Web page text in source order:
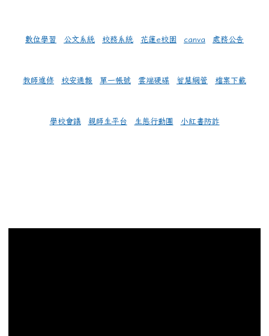
數位學習 公文系統 校務系統 花蓮e校園 canva 處務公告
教師進修 校安通報 單一帳號 雲端硬碟 智慧網管 檔案下載
學校會議 親師生平台 生態行動團 小紅書防詐